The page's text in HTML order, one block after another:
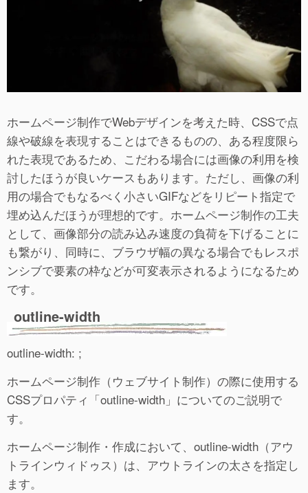
ホームページ制作でWebデザインを考えた時、CSSで点
線や破線を表現することはできるものの、ある程度限ら
れた表現であるため、こだわる場合には画像の利用を検
討したほうが良いケースもあります。ただし、画像の利
用の場合でもなるべく小さいGIFなどをリピート指定で
埋め込んだほうが理想的です。ホームページ制作の工夫
として、画像部分の読み込み速度の負荷を下げることに
も繋がり、同時に、ブラウザ幅の異なる場合でもレスポ
ンシブで要素の枠などが可変表示されるようになるため
です。
outline-width
outline-width: ;
ホームページ制作（ウェブサイト制作）の際に使用する
CSSプロパティ「outline-width」についてのご説明で
す。
ホームページ制作・作成において、outline-width（アウ
トラインウィドゥス）は、アウトラインの太さを指定し
ます。